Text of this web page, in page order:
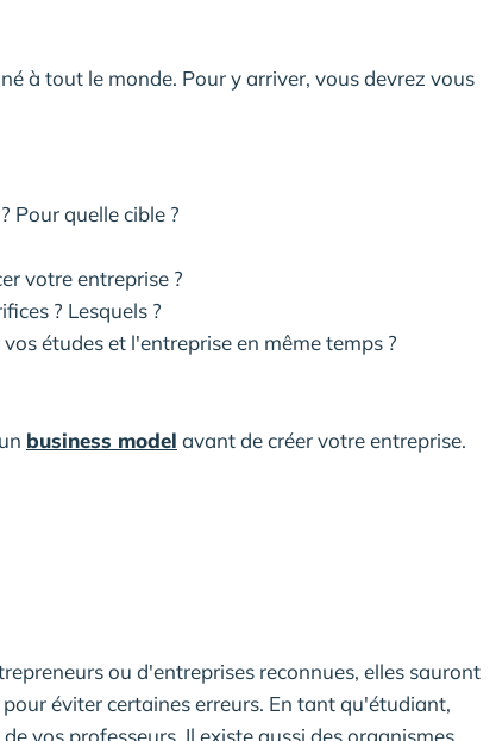
à tout le monde. Pour y arriver, vous devrez vous
Pour quelle cible ?
votre entreprise ?
? Lesquels ?
études et l'entreprise en même temps ?
business model avant de créer votre entreprise.
ou d'entreprises reconnues, elles sauront
éviter certaines erreurs. En tant qu'étudiant,
vos professeurs. Il existe aussi des organismes